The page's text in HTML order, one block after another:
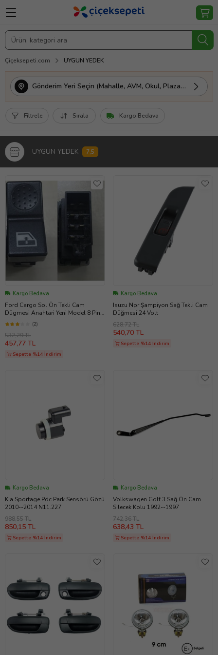
Çiçeksepeti.com UYGUN YEDEK
Gönderim Yeri Seçin (Mahalle, AVM, Okul, Plaza vs.)
Filtrele Sırala Kargo Bedava
UYGUN YEDEK 7,5
Kargo Bedava
Ford Cargo Sol Ön Tekli Cam
Dügmesi Anahtari Yeni Model 8 Pin
451263179(2)
532,29 TL
457,77 TL
Sepette %14 İndirim
Kargo Bedava
Isuzu Npr Şampiyon Sağ Tekli Cam
Düğmesi 24 Volt
628,72 TL
540,70 TL
Sepette %14 İndirim
Kargo Bedava
Kia Sportage Pdc Park Sensörü Gözü
2010--2014 N11.227
988,55 TL
850,15 TL
Sepette %14 İndirim
Kargo Bedava
Volkswagen Golf 3 Sağ Ön Cam
Silecek Kolu 1992--1997
742,36 TL
638,43 TL
Sepette %14 İndirim